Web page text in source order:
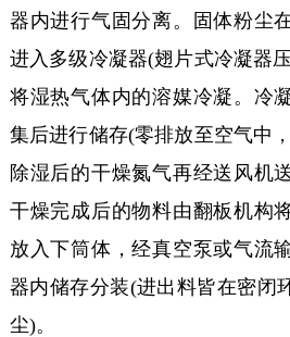
器内进行气固分离。固体粉尘
进入多级冷凝器(翅片式冷凝器
将湿热气体内的溶媒冷凝。冷
集后进行储存(零排放至空气中
除湿后的干燥氮气再经送风机
干燥完成后的物料由翻板机构
放入下筒体，经真空泵或气流
器内储存分装(进出料皆在密闭
尘)。